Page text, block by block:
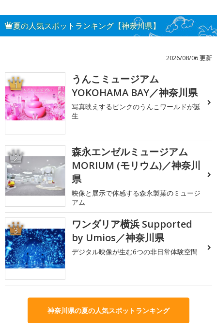
夏の人気スポットランキング【神奈川県】
2026/08/06 更新
1
うんこミュージアム
YOKOHAMA BAY／神奈川県
写真映えするピンクのうんこワールドが誕
生
2
森永エンゼルミュージアム
MORIUM (モリウム)／神奈川
県
映像と展示で体感する森永製菓のミュージ
アム
3
ワンダリア横浜 Supported
by Umios／神奈川県
デジタル映像が生む6つの非日常体験空間
神奈川県の夏の人気スポットランキング